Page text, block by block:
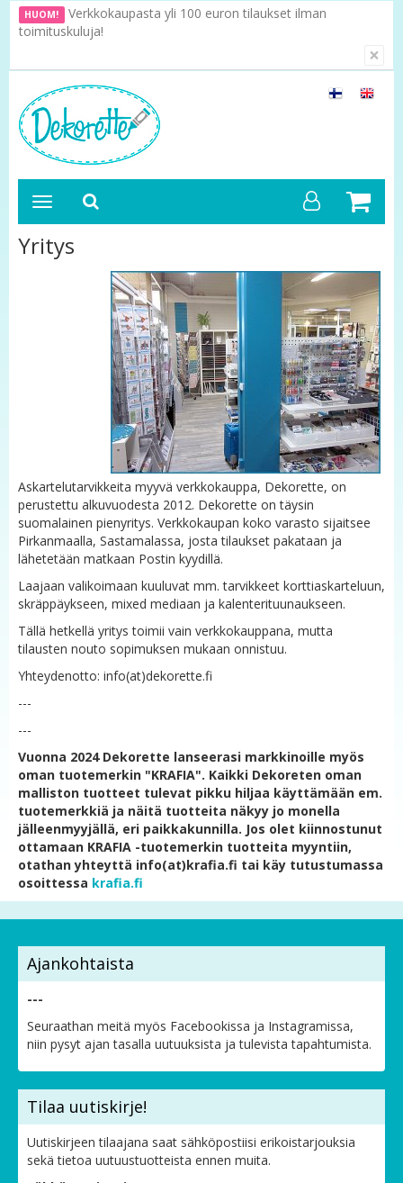
HUOM! Verkkokaupasta yli 100 euron tilaukset ilman
toimituskuluja!
×
Yritys
Askartelutarvikkeita myyvä verkkokauppa, Dekorette, on
perustettu alkuvuodesta 2012. Dekorette on täysin
suomalainen pienyritys. Verkkokaupan koko varasto sijaitsee
Pirkanmaalla, Sastamalassa, josta tilaukset pakataan ja
lähetetään matkaan Postin kyydillä.
Laajaan valikoimaan kuuluvat mm. tarvikkeet korttiaskarteluun,
skräppäykseen, mixed mediaan ja kalenterituunaukseen.
Tällä hetkellä yritys toimii vain verkkokauppana, mutta
tilausten nouto sopimuksen mukaan onnistuu.
Yhteydenotto: info(at)dekorette.fi
---
---
Vuonna 2024 Dekorette lanseerasi markkinoille myös
oman tuotemerkin "KRAFIA". Kaikki Dekoreten oman
malliston tuotteet tulevat pikku hiljaa käyttämään em.
tuotemerkkiä ja näitä tuotteita näkyy jo monella
jälleenmyyjällä, eri paikkakunnilla. Jos olet kiinnostunut
ottamaan KRAFIA -tuotemerkin tuotteita myyntiin,
otathan yhteyttä info(at)krafia.fi tai käy tutustumassa
osoittessa krafia.fi
Ajankohtaista
---
Seuraathan meitä myös Facebookissa ja Instagramissa,
niin pysyt ajan tasalla uutuuksista ja tulevista tapahtumista.
Tilaa uutiskirje!
Uutiskirjeen tilaajana saat sähköpostiisi erikoistarjouksia
sekä tietoa uutuustuotteista ennen muita.